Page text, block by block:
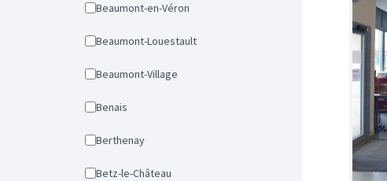
Beaumont-en-Véron
Beaumont-Louestault
Beaumont-Village
Benais
Berthenay
Betz-le-Château